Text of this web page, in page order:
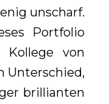
unscharf.
Portfolio
von
Unterschied,
brillianten